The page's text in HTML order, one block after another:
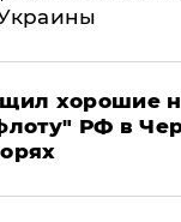
хорошие
РФ в